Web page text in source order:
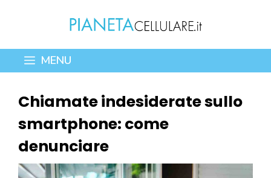
contenuto
MENU
Chiamate indesiderate sullo
smartphone: come
denunciare